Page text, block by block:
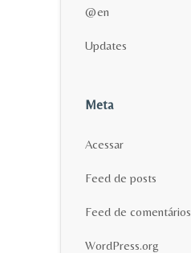
@en
Updates
Meta
Acessar
Feed de posts
Feed de comentários
WordPress.org